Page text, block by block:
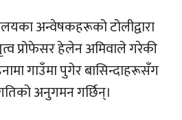
अन्वेषकहरूको टोलीद्वारा
प्रोफेसर हेलेन अमिवाले गरेकी
गाउँमा पुगेर बासिन्दाहरूसँग
अनुगमन गर्छिन्।